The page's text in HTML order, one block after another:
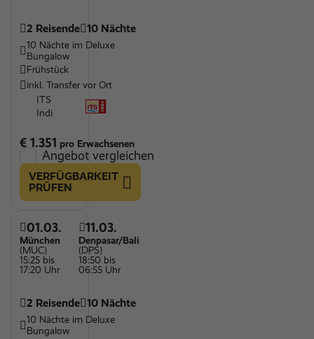
2 Reisende 10 Nächte
10 Nächte im Deluxe
Bungalow
Frühstück
inkl. Transfer vor Ort
ITS
Indi
€ 1.351 pro Erwachsenen
Angebot vergleichen
VERFÜGBARKEIT
PRÜFEN
01.03.
München
(MUC)
15:25 bis
17:20 Uhr
11.03.
Denpasar/Bali
(DPS)
18:50 bis
06:55 Uhr
2 Reisende 10 Nächte
10 Nächte im Deluxe
Bungalow